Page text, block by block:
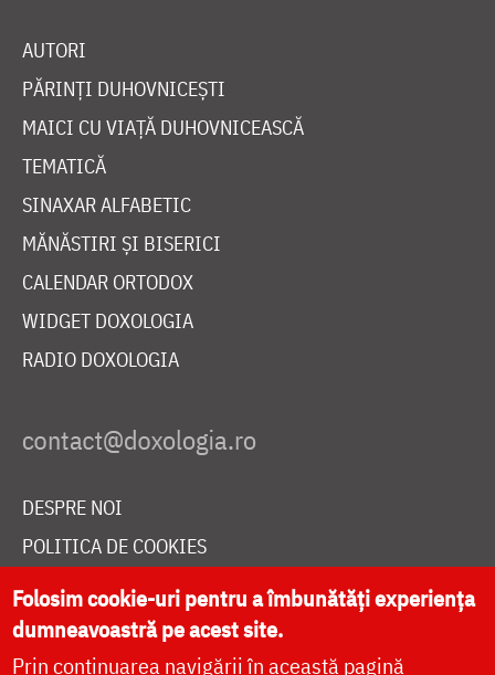
AUTORI
PĂRINȚI DUHOVNICEȘTI
MAICI CU VIAȚĂ DUHOVNICEASCĂ
TEMATICĂ
SINAXAR ALFABETIC
MĂNĂSTIRI ȘI BISERICI
CALENDAR ORTODOX
WIDGET DOXOLOGIA
RADIO DOXOLOGIA
DESPRE NOI
POLITICA DE COOKIES
DONEAZĂ ONLINE PENTRU CATEDRALA NAȚIONALĂ
LIVE
Folosim cookie-uri pentru a îmbunătăți experiența
dumneavoastră pe acest site.
Prin continuarea navigării în această pagină